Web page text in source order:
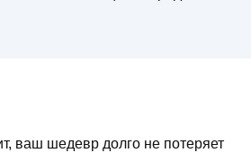
ваш шедевр долго не потеряет